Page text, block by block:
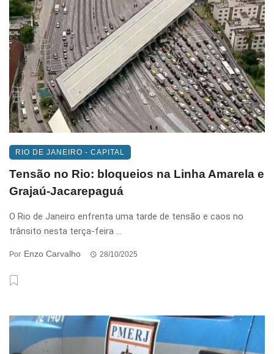
RIO DE JANEIRO - CAPITAL
Tensão no Rio: bloqueios na Linha Amarela e
Grajaú-Jacarepaguá
O Rio de Janeiro enfrenta uma tarde de tensão e caos no
trânsito nesta terça-feira ...
Por Enzo Carvalho 28/10/2025